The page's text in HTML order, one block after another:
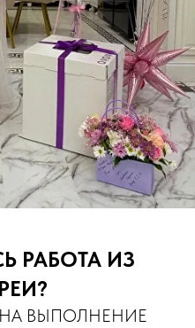
РАБОТА ИЗ
ВЫПОЛНЕНИЕ